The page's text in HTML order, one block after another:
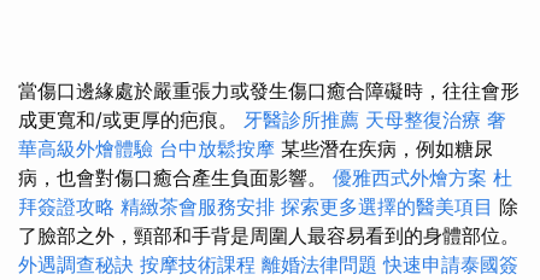
當傷口邊緣處於嚴重張力或發生傷口癒合障礙時，往往會形
成更寬和/或更厚的疤痕。 牙醫診所推薦 天母整復治療 奢
華高級外燴體驗 台中放鬆按摩 某些潛在疾病，例如糖尿
病，也會對傷口癒合產生負面影響。 優雅西式外燴方案 杜
拜簽證攻略 精緻茶會服務安排 探索更多選擇的醫美項目 除
了臉部之外，頸部和手背是周圍人最容易看到的身體部位。
外遇調查秘訣 按摩技術課程 離婚法律問題 快速申請泰國簽